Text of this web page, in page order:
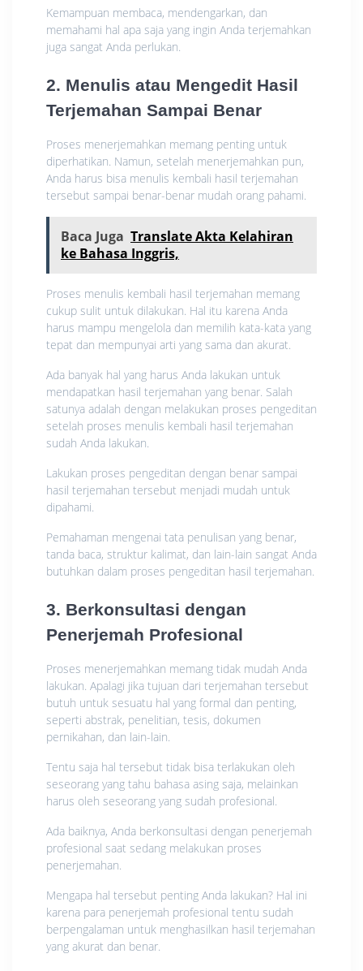
Kemampuan membaca, mendengarkan, dan
memahami hal apa saja yang ingin Anda terjemahkan
juga sangat Anda perlukan.
2. Menulis atau Mengedit Hasil
Terjemahan Sampai Benar
Proses menerjemahkan memang penting untuk
diperhatikan. Namun, setelah menerjemahkan pun,
Anda harus bisa menulis kembali hasil terjemahan
tersebut sampai benar-benar mudah orang pahami.
Baca Juga Translate Akta Kelahiran
ke Bahasa Inggris,
Proses menulis kembali hasil terjemahan memang
cukup sulit untuk dilakukan. Hal itu karena Anda
harus mampu mengelola dan memilih kata-kata yang
tepat dan mempunyai arti yang sama dan akurat.
Ada banyak hal yang harus Anda lakukan untuk
mendapatkan hasil terjemahan yang benar. Salah
satunya adalah dengan melakukan proses pengeditan
setelah proses menulis kembali hasil terjemahan
sudah Anda lakukan.
Lakukan proses pengeditan dengan benar sampai
hasil terjemahan tersebut menjadi mudah untuk
dipahami.
Pemahaman mengenai tata penulisan yang benar,
tanda baca, struktur kalimat, dan lain-lain sangat Anda
butuhkan dalam proses pengeditan hasil terjemahan.
3. Berkonsultasi dengan
Penerjemah Profesional
Proses menerjemahkan memang tidak mudah Anda
lakukan. Apalagi jika tujuan dari terjemahan tersebut
butuh untuk sesuatu hal yang formal dan penting,
seperti abstrak, penelitian, tesis, dokumen
pernikahan, dan lain-lain.
Tentu saja hal tersebut tidak bisa terlakukan oleh
seseorang yang tahu bahasa asing saja, melainkan
harus oleh seseorang yang sudah profesional.
Ada baiknya, Anda berkonsultasi dengan penerjemah
profesional saat sedang melakukan proses
penerjemahan.
Mengapa hal tersebut penting Anda lakukan? Hal ini
karena para penerjemah profesional tentu sudah
berpengalaman untuk menghasilkan hasil terjemahan
yang akurat dan benar.